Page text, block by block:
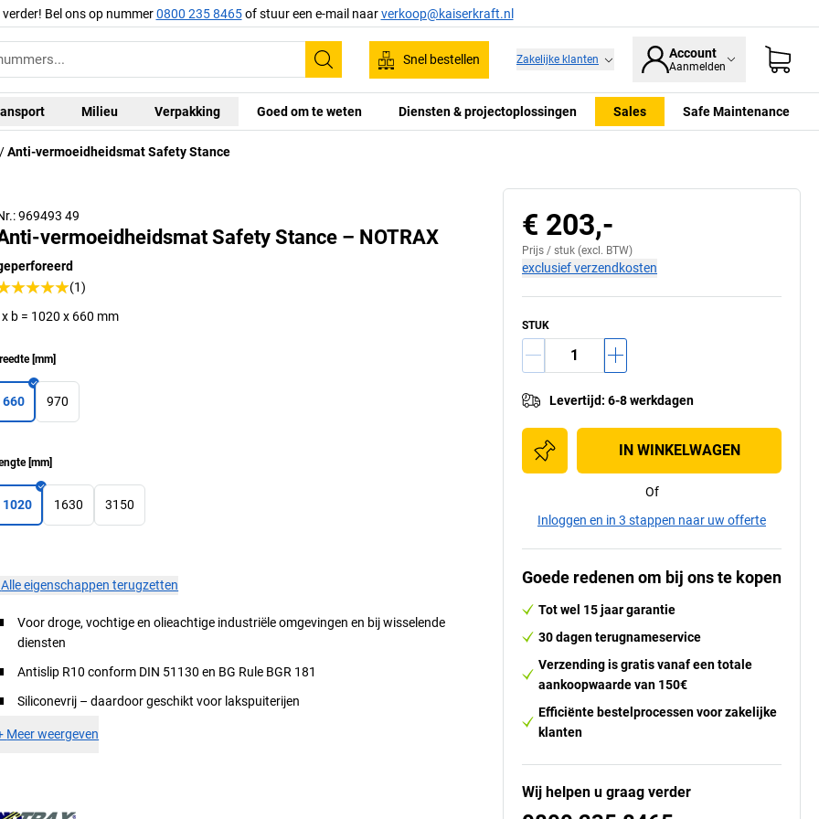
Bel ons op nummer0800 235 8465of stuur een e-mail naarverkoop@kaiserkraft.nl
Zoeken
Snel bestellen Zakelijke klanten Account
Aanmelden
Milieu Verpakking Goed om te weten Diensten & projectoplossingen Sales Safe Maintenance
Anti-vermoeidheidsmat Safety Stance
969493 49
vermoeidheidsmat Safety Stance – NOTRAX
(1)
x b = 1020 x 660 mm
[mm]
660 970
[mm]
1020 1630 3150
Alle eigenschappen terugzetten
Voor droge, vochtige en olieachtige industriële omgevingen en bij wisselende
diensten
Antislip R10 conform DIN 51130 en BG Rule BGR 181
Siliconevrij – daardoor geschikt voor lakspuiterijen
Meer weergeven
€ 203,-
Prijs / stuk (excl. BTW)
exclusief verzendkosten
STUK
Levertijd: 6-8 werkdagen
IN WINKELWAGEN
Of
Inloggen en in 3 stappen naar uw offerte
Goede redenen om bij ons te kopen
Tot wel 15 jaar garantie
30 dagen terugnameservice
Verzending is gratis vanaf een totale
aankoopwaarde van 150€
Efficiënte bestelprocessen voor zakelijke
klanten
Wij helpen u graag verder